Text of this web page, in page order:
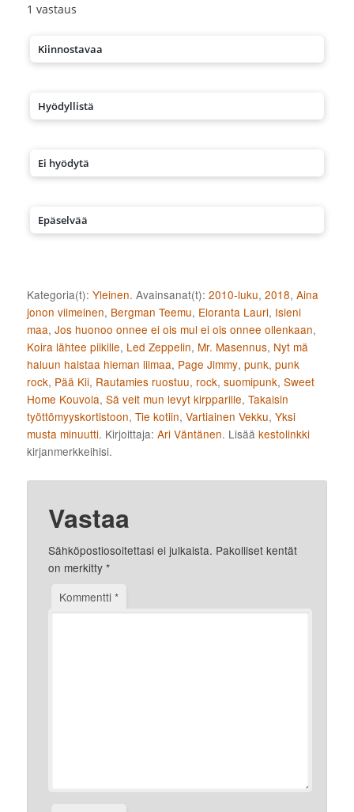
1 vastaus
Kiinnostavaa
Hyödyllistä
Ei hyödytä
Epäselvää
Kategoria(t):Yleinen. Avainsanat(t):2010-luku,2018,Aina
jonon viimeinen, Bergman Teemu, Eloranta Lauri, Isieni
maa,Jos huonoo onnee ei ois mul ei ois onnee ollenkaan,
Koira lähtee piikille, Led Zeppelin, Mr. Masennus, Nyt mä
haluun haistaa hieman liimaa, Page Jimmy,punk,punk
rock, Pää Kii, Rautamies ruostuu, rock,suomipunk,Sweet
Home Kouvola,Sä veit mun levyt kirpparille,Takaisin
työttömyyskortistoon,Tie kotiin,Vartiainen Vekku,Yksi
musta minuutti. Kirjoittaja:Ari Väntänen. Lisääkestolinkki
kirjanmerkkeihisi.
Vastaa
Sähköpostiosoitettasi ei julkaista. Pakolliset kentät
on merkitty*
Kommentti*